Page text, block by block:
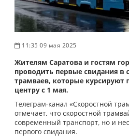
11:35 09 мая 2025
Жителям Саратова и гостям
проводить первые свидания в
трамваев, которые курсируют
центру с 1 мая.
Телеграм-канал «Скоростной
отмечает, что скоростной
современный транспорт, но и
первого свидания.